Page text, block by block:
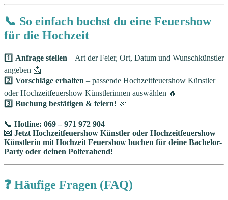
📞 So einfach buchst du eine Feuershow
für die Hochzeit
1️⃣ Anfrage stellen – Art der Feier, Ort, Datum und Wunschkünstler
angeben 📩
2️⃣ Vorschläge erhalten – passende Hochzeitfeuershow Künstler
oder Hochzeitfeuershow Künstlerinnen auswählen 🔥
3️⃣ Buchung bestätigen & feiern! 🎉
📞 Hotline: 069 – 971 972 904
💌 Jetzt Hochzeitfeuershow Künstler oder Hochzeitfeuershow
Künstlerin mit Hochzeit Feuershow buchen für deine Bachelor-
Party oder deinen Polterabend!
❓ Häufige Fragen (FAQ)